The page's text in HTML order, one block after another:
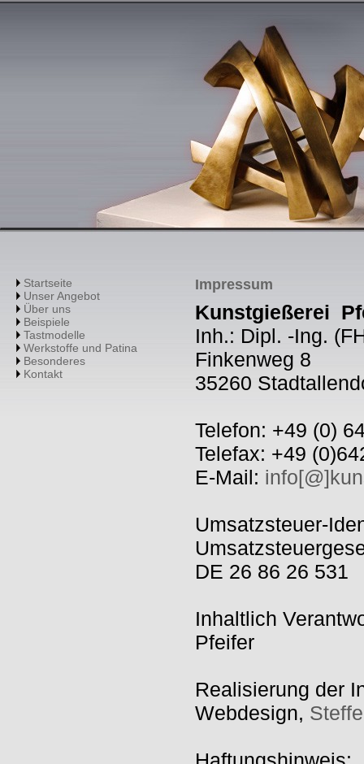
Startseite
Unser Angebot
Über uns
Beispiele
Tastmodelle
Werkstoffe und Patina
Besonderes
Kontakt
Impressum
Kunstgießerei
Inh.: Dipl. -Ing.
Finkenweg 8
35260
Telefon: +49 (0)
Telefax: +49
E-Mail:
Umsatzsteuer-
DE 26 86 26 531
Inhaltlich
Pfeifer
Realisierung der
Webdesign,